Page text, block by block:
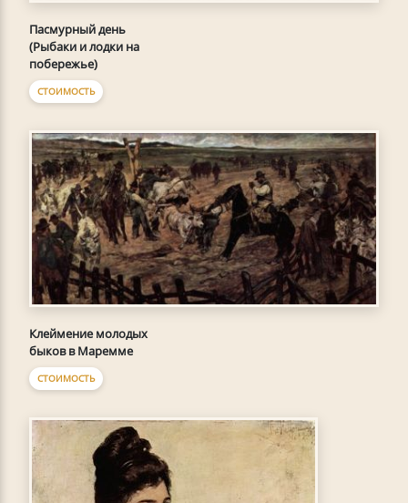
Пасмурный день
(Рыбаки и лодки на
побережье)
СТОИМОСТЬ
Клеймение молодых
быков в Маремме
СТОИМОСТЬ